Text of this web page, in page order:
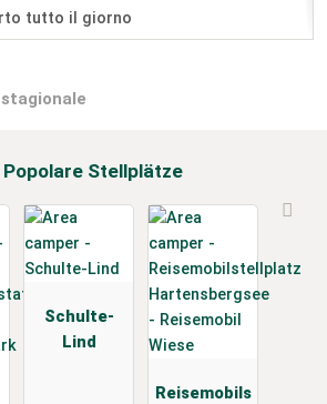
tutto il giorno
Popolare Stellplätze
Schulte-
Lind
Reisemobils